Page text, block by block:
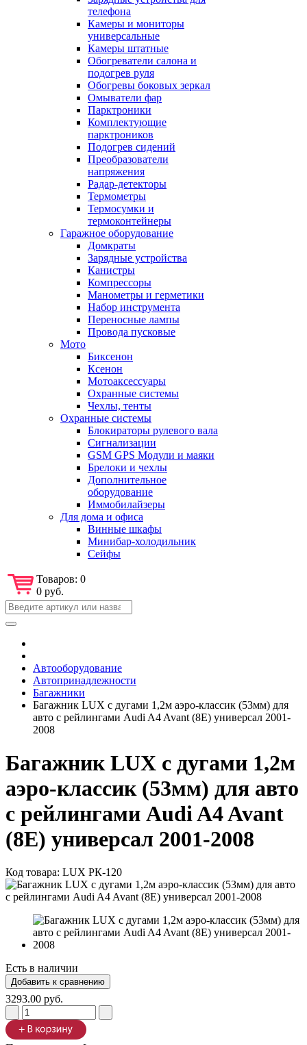
телефона
Камеры и мониторы
универсальные
Камеры штатные
Обогреватели салона и
подогрев руля
Обогревы боковых зеркал
Омыватели фар
Парктроники
Комплектующие
парктроников
Подогрев сидений
Преобразователи
напряжения
Радар-детекторы
Термометры
Термосумки и
термоконтейнеры
Гаражное оборудование
Домкраты
Зарядные устройства
Канистры
Компрессоры
Манометры и герметики
Набор инструмента
Переносные лампы
Провода пусковые
Мото
Биксенон
Ксенон
Мотоаксессуары
Охранные системы
Чехлы, тенты
Охранные системы
Блокираторы рулевого вала
Сигнализации
GSM GPS Модули и маяки
Брелоки и чехлы
Дополнительное
оборудование
Иммобилайзеры
Для дома и офиса
Винные шкафы
Минибар-холодильник
Сейфы
Товаров: 0
0 руб.
Автооборудование
Автопринадлежности
Багажники
Багажник LUX с дугами 1,2м аэро-классик (53мм) для
авто с рейлингами Audi A4 Avant (8E) универсал 2001-
2008
Багажник LUX с дугами 1,2м
аэро-классик (53мм) для авто
с рейлингами Audi A4 Avant
(8E) универсал 2001-2008
Код товара: LUX РК-120
Есть в наличии
3293.00 руб.